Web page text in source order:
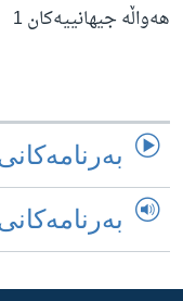
هەواڵە جیهانییەکان 1